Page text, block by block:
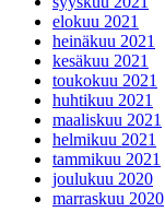
elokuu 2021
heinäkuu 2021
kesäkuu 2021
toukokuu 2021
huhtikuu 2021
maaliskuu 2021
helmikuu 2021
tammikuu 2021
joulukuu 2020
marraskuu 2020